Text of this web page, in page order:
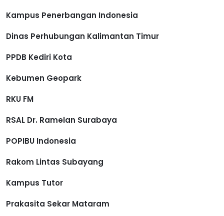
Kampus Penerbangan Indonesia
Dinas Perhubungan Kalimantan Timur
PPDB Kediri Kota
Kebumen Geopark
RKU FM
RSAL Dr. Ramelan Surabaya
POPIBU Indonesia
Rakom Lintas Subayang
Kampus Tutor
Prakasita Sekar Mataram